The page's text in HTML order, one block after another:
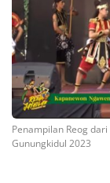
Penampilan Reog
Gunungkidul 2023